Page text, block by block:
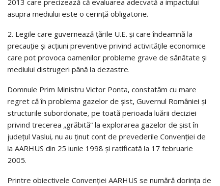
asupra mediului este o cerinţă obligatorie.
2. Legile care guvernează ţările U.E. şi care îndeamnă la
precauţie şi acţiuni preventive privind activităţile economice
care pot provoca oamenilor probleme grave de sănătate şi
mediului distrugeri până la dezastre.
Domnule Prim Ministru Victor Ponta, constatăm cu mare
regret că în problema gazelor de şist, Guvernul României şi
structurile subordonate, pe toată perioada luării deciziei
privind trecerea „grăbită” la explorarea gazelor de şist în
judeţul Vaslui, nu au ţinut cont de prevederile Convenţiei de
la AARHUS din 25 iunie 1998 şi ratificată la 17 februarie
2005.
Printre obiectivele Convenţiei AARHUS se numără dorinţa de